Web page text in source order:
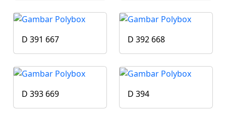
D 391 667 D 392 668
D 393 669 D 394